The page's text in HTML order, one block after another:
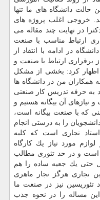
حالت دانشگاه های ما تنها
خروجی اغلب پروژه های
در نهایت چند مقاله می
ارتباط مناسب با صنعت
در ادامه با انتقاد از
برقراری ارتباط با صنعت و
اظهار كرد: بخشی از مشكل
همكاران من در دانشگاه ها
به حرفه تدریس كار صنعتی
و نیازهای آن بیگانه هستیم و
كه با صنعت بیگانه است،
را به درستی انجام
استاد نجاری است كه كلیه
مورد نیاز یك كارگاه
است و در حد تئوری مطالب
حتی یك جعبه ساده را هم
نجاری هرگز نجار ماهری
تئوریسین نیز در صنعت ما
مساله را در نحوه جذب